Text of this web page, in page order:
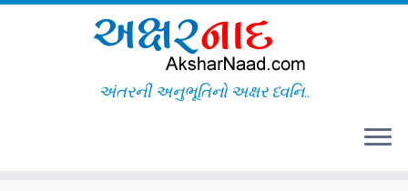
અંતરની અનુભૂતિનો અક્ષર ધ્વનિ..